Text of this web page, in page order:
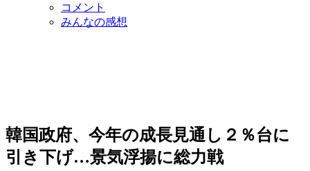
コメント
みんなの感想
韓国政府、今年の成長見通し２％台に
引き下げ…景気浮揚に総力戦